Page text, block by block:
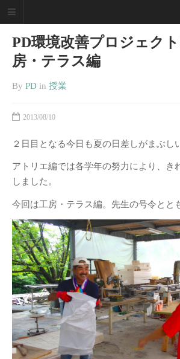
NZPD Nagoya
Zokei Life
Design
ます！
ブログ
最近の投稿
り
2018年度 愛知県下美術系大学の
卒展を経て
DESIGN STUDY展開催のお知ら
せ
2018年度卒業制作展振り返り
卒展始まりました！
名作椅子を作る3年授業／塗装～
完成
PD環境改善プロジェク
房・テラス編
By PD in 授業
2013/08/10
２日目となる今日も夏の日差しがまぶし
アトリエ編では各学年の努力により、き
しました。
今回は工房・テラス編。先生の号令とと